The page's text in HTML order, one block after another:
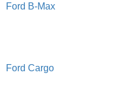
Ford B-Max
Ford Cargo